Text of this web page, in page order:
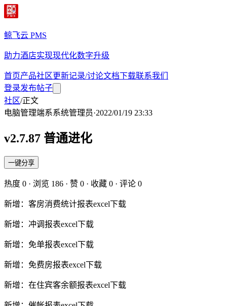
鲸飞云 PMS
助力酒店实现现代化数字升级
首页产品社区更新记录/讨论文档下载联系我们
登录发布帖子
社区/正文
电脑管理端系系统管理员·2022/01/19 23:33
v2.7.87 普通进化
一键分享
热度 0 · 浏览 186 · 赞 0 · 收藏 0 · 评论 0
新增：客房消费统计报表excel下载
新增：冲调报表excel下载
新增：免单报表excel下载
新增：免费房报表excel下载
新增：在住宾客余额报表excel下载